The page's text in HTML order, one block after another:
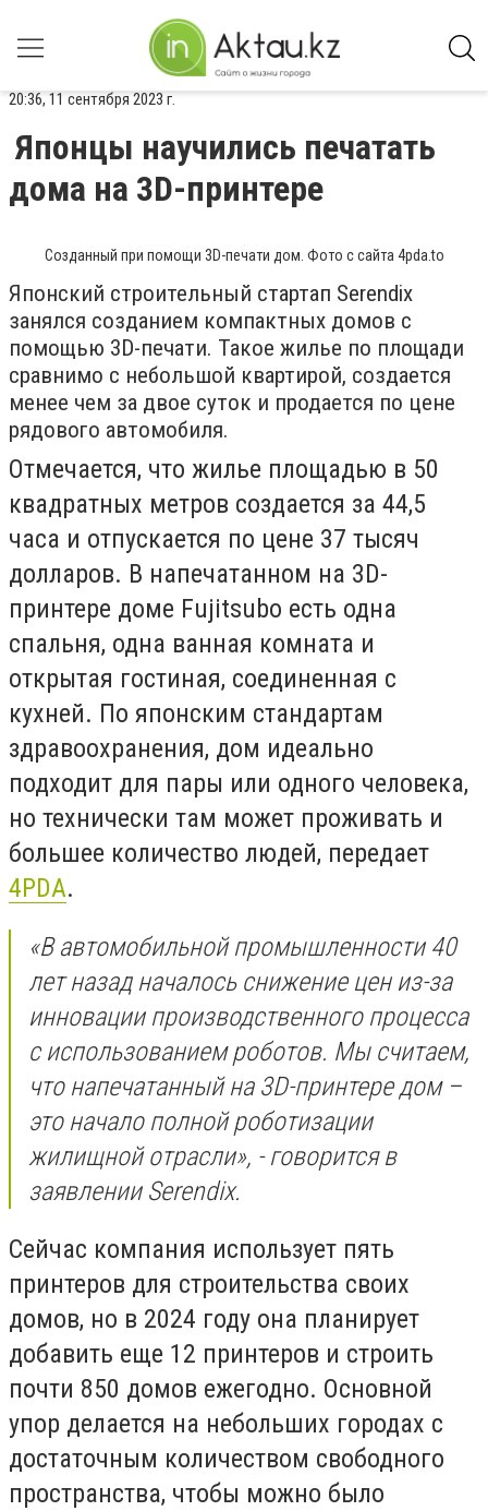
20:36, 11 сентября 2023 г.
Японцы научились печатать
дома на 3D-принтере
Созданный при помощи 3D-печати дом. Фото с сайта 4pda.to
Японский строительный стартап Serendix
занялся созданием компактных домов с
помощью 3D-печати. Такое жилье по площади
сравнимо с небольшой квартирой, создается
менее чем за двое суток и продается по цене
рядового автомобиля.
Отмечается, что жилье площадью в 50
квадратных метров создается за 44,5
часа и отпускается по цене 37 тысяч
долларов. В напечатанном на 3D-
принтере доме Fujitsubo есть одна
спальня, одна ванная комната и
открытая гостиная, соединенная с
кухней. По японским стандартам
здравоохранения, дом идеально
подходит для пары или одного человека,
но технически там может проживать и
большее количество людей, передает
4PDA.
«В автомобильной промышленности 40
лет назад началось снижение цен из-за
инновации производственного процесса
с использованием роботов. Мы считаем,
что напечатанный на 3D-принтере дом –
это начало полной роботизации
жилищной отрасли», - говорится в
заявлении Serendix.
Сейчас компания использует пять
принтеров для строительства своих
домов, но в 2024 году она планирует
добавить еще 12 принтеров и строить
почти 850 домов ежегодно. Основной
упор делается на небольших городах с
достаточным количеством свободного
пространства, чтобы можно было